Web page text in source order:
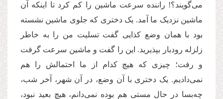
می‌گویند؟! راننده سرعت ماشین را کم کرد تا اینکه آن
ماشین نزدیک ما آمد. یک دختری که جلوی ماشین نشسته
بود با همان وضع کذایی گفت تسلیت من را به خاطر
زلزله رودبار بپذیرید. این را گفت و ماشین سرعت گرفت
و رفت؛ چیزی که هیچ کدام از ما احتمالش را هم
نمی‌دادیم. یک دختری با آن وضع، در آن شهر، آخر شب،
چه‌بسا در حال مستی هم بوده نمی‌دانم، هیچ بعید نبود،